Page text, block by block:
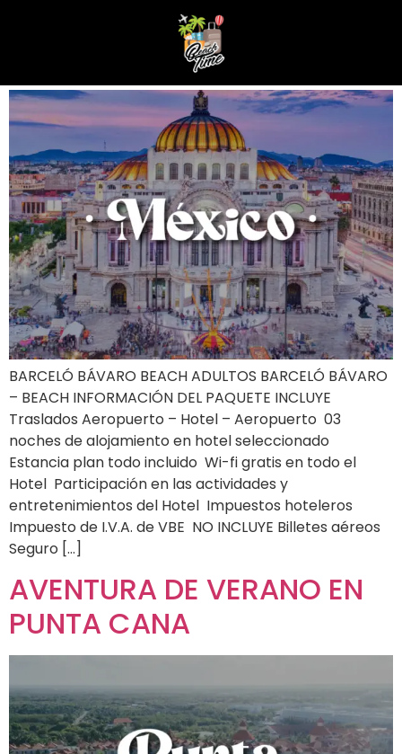
BARCELÓ BÁVARO BEACH
BARCELÓ BÁVARO BEACH ADULTOS BARCELÓ BÁVARO
– BEACH INFORMACIÓN DEL PAQUETE INCLUYE
Traslados Aeropuerto – Hotel – Aeropuerto 03
noches de alojamiento en hotel seleccionado
Estancia plan todo incluido Wi-fi gratis en todo el
Hotel Participación en las actividades y
entretenimientos del Hotel Impuestos hoteleros
Impuesto de I.V.A. de VBE NO INCLUYE Billetes aéreos
Seguro […]
AVENTURA DE VERANO EN
PUNTA CANA